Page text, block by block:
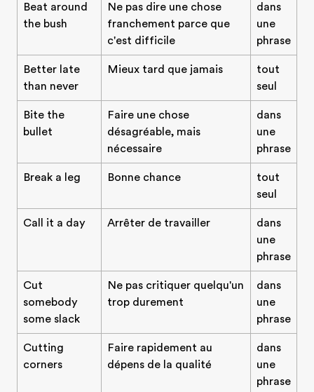
Beat around
the bush
Ne pas dire une chose
franchement parce que
c'est difficile
dans
une
phrase
Better late
than never
Mieux tard que jamais
tout
seul
Bite the
bullet
Faire une chose
désagréable, mais
nécessaire
dans
une
phrase
Break a leg Bonne chance
tout
seul
Call it a day Arrêter de travailler
dans
une
phrase
Cut
somebody
some slack
Ne pas critiquer quelqu'un
trop durement
dans
une
phrase
Cutting
corners
Faire rapidement au
dépens de la qualité
dans
une
phrase